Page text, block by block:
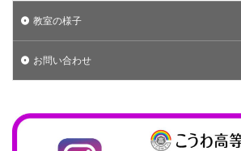
教室の様子
お問い合わせ